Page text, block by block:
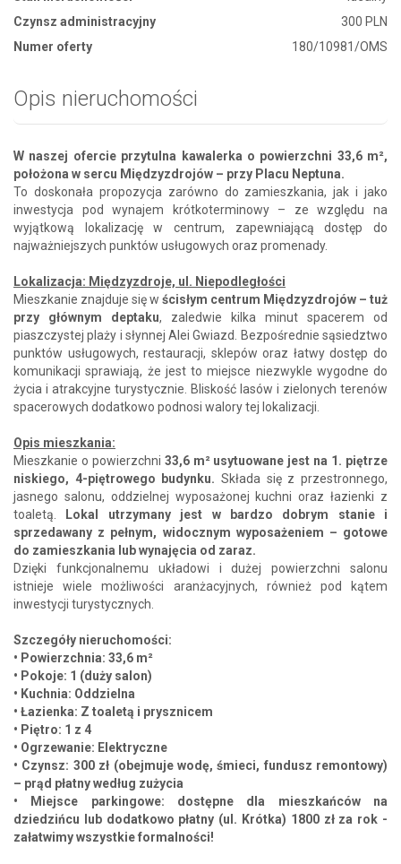
Czynsz administracyjny
300 PLN
Numer oferty
180/10981/OMS
Opis nieruchomości
W naszej ofercie przytulna kawalerka o powierzchni 33,6 m²,
położona w sercu Międzyzdrojów – przy Placu Neptuna.
To doskonała propozycja zarówno do zamieszkania, jak i jako
inwestycja pod wynajem krótkoterminowy – ze względu na
wyjątkową lokalizację w centrum, zapewniającą dostęp do
najważniejszych punktów usługowych oraz promenady.
Lokalizacja: Międzyzdroje, ul. Niepodległości
Mieszkanie znajduje się w ścisłym centrum Międzyzdrojów – tuż
przy głównym deptaku, zaledwie kilka minut spacerem od
piaszczystej plaży i słynnej Alei Gwiazd. Bezpośrednie sąsiedztwo
punktów usługowych, restauracji, sklepów oraz łatwy dostęp do
komunikacji sprawiają, że jest to miejsce niezwykle wygodne do
życia i atrakcyjne turystycznie. Bliskość lasów i zielonych terenów
spacerowych dodatkowo podnosi walory tej lokalizacji.
Opis mieszkania:
Mieszkanie o powierzchni 33,6 m² usytuowane jest na 1. piętrze
niskiego, 4-piętrowego budynku. Składa się z przestronnego,
jasnego salonu, oddzielnej wyposażonej kuchni oraz łazienki z
toaletą. Lokal utrzymany jest w bardzo dobrym stanie i
sprzedawany z pełnym, widocznym wyposażeniem – gotowe
do zamieszkania lub wynajęcia od zaraz.
Dzięki funkcjonalnemu układowi i dużej powierzchni salonu
istnieje wiele możliwości aranżacyjnych, również pod kątem
inwestycji turystycznych.
Szczegóły nieruchomości:
• Powierzchnia: 33,6 m²
• Pokoje: 1 (duży salon)
• Kuchnia: Oddzielna
• Łazienka: Z toaletą i prysznicem
• Piętro: 1 z 4
• Ogrzewanie: Elektryczne
• Czynsz: 300 zł (obejmuje wodę, śmieci, fundusz remontowy)
– prąd płatny według zużycia
• Miejsce parkingowe: dostępne dla mieszkańców na
dziedzińcu lub dodatkowo płatny (ul. Krótka) 1800 zł za rok -
załatwimy wszystkie formalności!